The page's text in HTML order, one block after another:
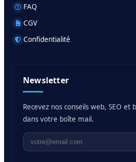
FAQ
CGV
Confidentialité
Newsletter
Recevez nos conseils web, SEO et
dans votre boîte mail.